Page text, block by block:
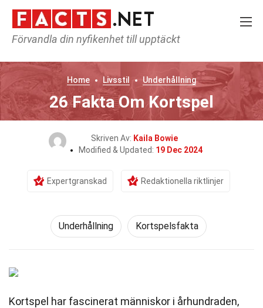
Förvandla din nyfikenhet till upptäckt
Home Livsstil Underhållning
26 Fakta Om Kortspel
Skriven Av: Kaila Bowie
Modified & Updated: 19 Dec 2024
Expertgranskad Redaktionella riktlinjer
Underhållning Kortspelsfakta
Kortspel har fascinerat människor i århundraden,